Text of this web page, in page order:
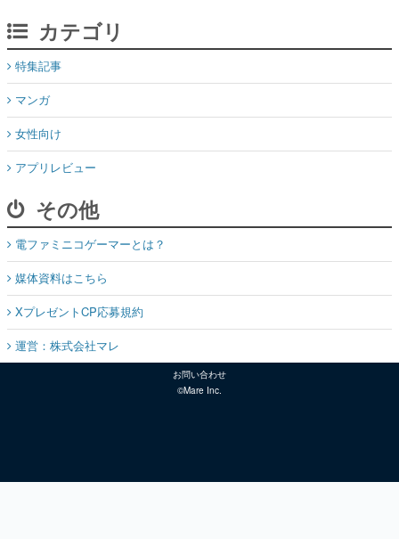
カテゴリ
特集記事
マンガ
女性向け
アプリレビュー
その他
電ファミニコゲーマーとは？
媒体資料はこちら
XプレゼントCP応募規約
運営：株式会社マレ
お問い合わせ
©Mare Inc.